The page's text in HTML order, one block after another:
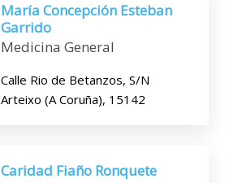
María Concepción Esteban
Garrido
Medicina General
Calle Rio de Betanzos, S/N
Arteixo (A Coruña), 15142
Caridad Fiaño Ronquete